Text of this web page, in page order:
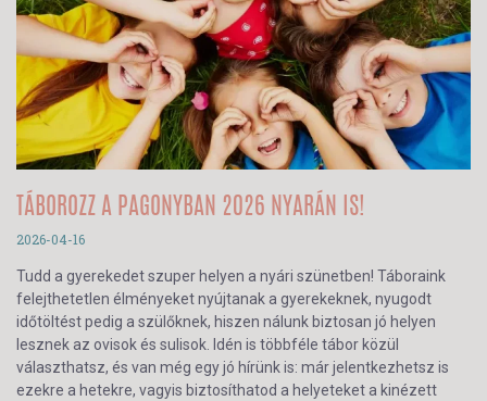
TÁBOROZZ A PAGONYBAN 2026 NYARÁN IS!
2026-04-16
Tudd a gyerekedet szuper helyen a nyári szünetben! Táboraink
felejthetetlen élményeket nyújtanak a gyerekeknek, nyugodt
időtöltést pedig a szülőknek, hiszen nálunk biztosan jó helyen
lesznek az ovisok és sulisok. Idén is többféle tábor közül
választhatsz, és van még egy jó hírünk is: már jelentkezhetsz is
ezekre a hetekre, vagyis biztosíthatod a helyeteket a kinézett